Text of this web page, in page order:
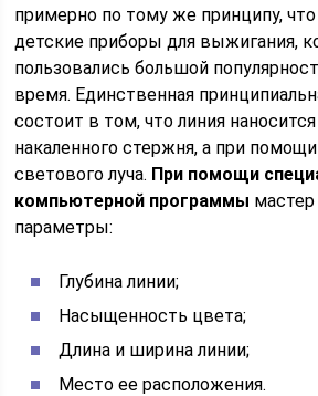
примерно по тому же принципу,
детские приборы для выжигания,
пользовались большой
время. Единственная
состоит в том, что линия
накаленного стержня, а при
светового луча. При помощи
компьютерной программы
параметры:
Глубина линии;
Насыщенность цвета;
Длина и ширина линии;
Место ее расположения.